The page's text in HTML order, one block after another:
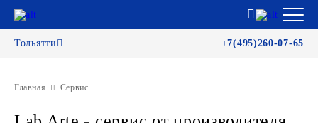
Тольятти +7(495)260-07-65
Главная Сервис